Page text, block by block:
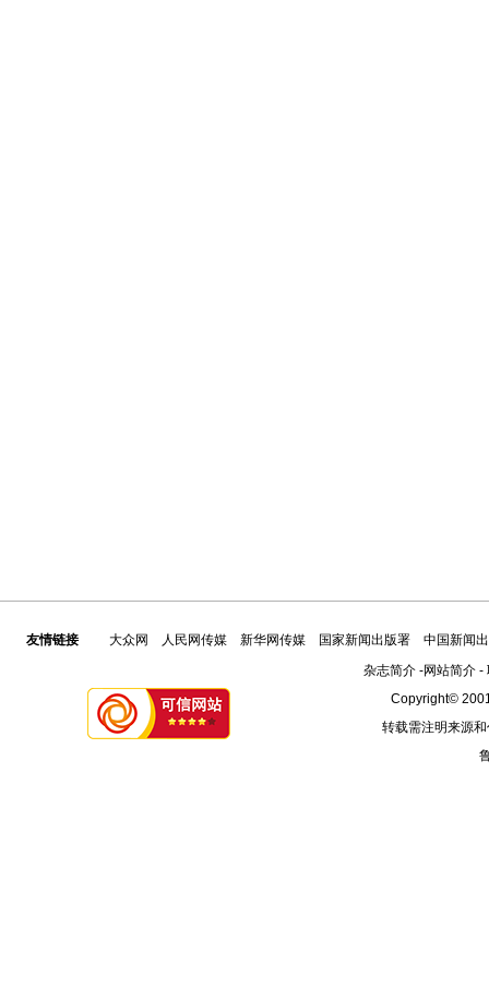
友情链接 大众网 人民网传媒 新华网传媒 国家新闻出版署
中国新闻
杂志简介-网站简介-
Copyright©
转载需注明来源